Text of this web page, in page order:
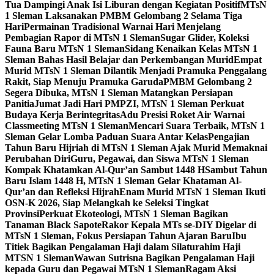
Tua Dampingi Anak Isi Liburan dengan Kegiatan PositifMTsN
1 Sleman Laksanakan PMBM Gelombang 2 Selama Tiga
HariPermainan Tradisional Warnai Hari Menjelang
Pembagian Rapor di MTsN 1 SlemanSugar Glider, Koleksi
Fauna Baru MTsN 1 SlemanSidang Kenaikan Kelas MTsN 1
Sleman Bahas Hasil Belajar dan Perkembangan MuridEmpat
Murid MTsN 1 Sleman Dilantik Menjadi Pramuka Penggalang
Rakit, Siap Menuju Pramuka GarudaPMBM Gelombang 2
Segera Dibuka, MTsN 1 Sleman Matangkan Persiapan
PanitiaJumat Jadi Hari PMPZI, MTsN 1 Sleman Perkuat
Budaya Kerja BerintegritasAdu Presisi Roket Air Warnai
Classmeeting MTsN 1 SlemanMencari Suara Terbaik, MTsN 1
Sleman Gelar Lomba Paduan Suara Antar KelasPengajian
Tahun Baru Hijriah di MTsN 1 Sleman Ajak Murid Memaknai
Perubahan DiriGuru, Pegawai, dan Siswa MTsN 1 Sleman
Kompak Khatamkan Al-Qur’an Sambut 1448 HSambut Tahun
Baru Islam 1448 H, MTsN 1 Sleman Gelar Khataman Al-
Qur’an dan Refleksi HijrahEnam Murid MTsN 1 Sleman Ikuti
OSN-K 2026, Siap Melangkah ke Seleksi Tingkat
ProvinsiPerkuat Ekoteologi, MTsN 1 Sleman Bagikan
Tanaman Black SapoteRakor Kepala MTs se-DIY Digelar di
MTsN 1 Sleman, Fokus Persiapan Tahun Ajaran BaruIbu
Titiek Bagikan Pengalaman Haji dalam Silaturahim Haji
MTSN 1 SlemanWawan Sutrisna Bagikan Pengalaman Haji
kepada Guru dan Pegawai MTsN 1 SlemanRagam Aksi